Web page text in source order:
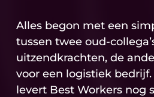
Alles begon met een
tussen twee oud-
uitzendkrachten, de
voor een logistiek
levert Best Workers nog